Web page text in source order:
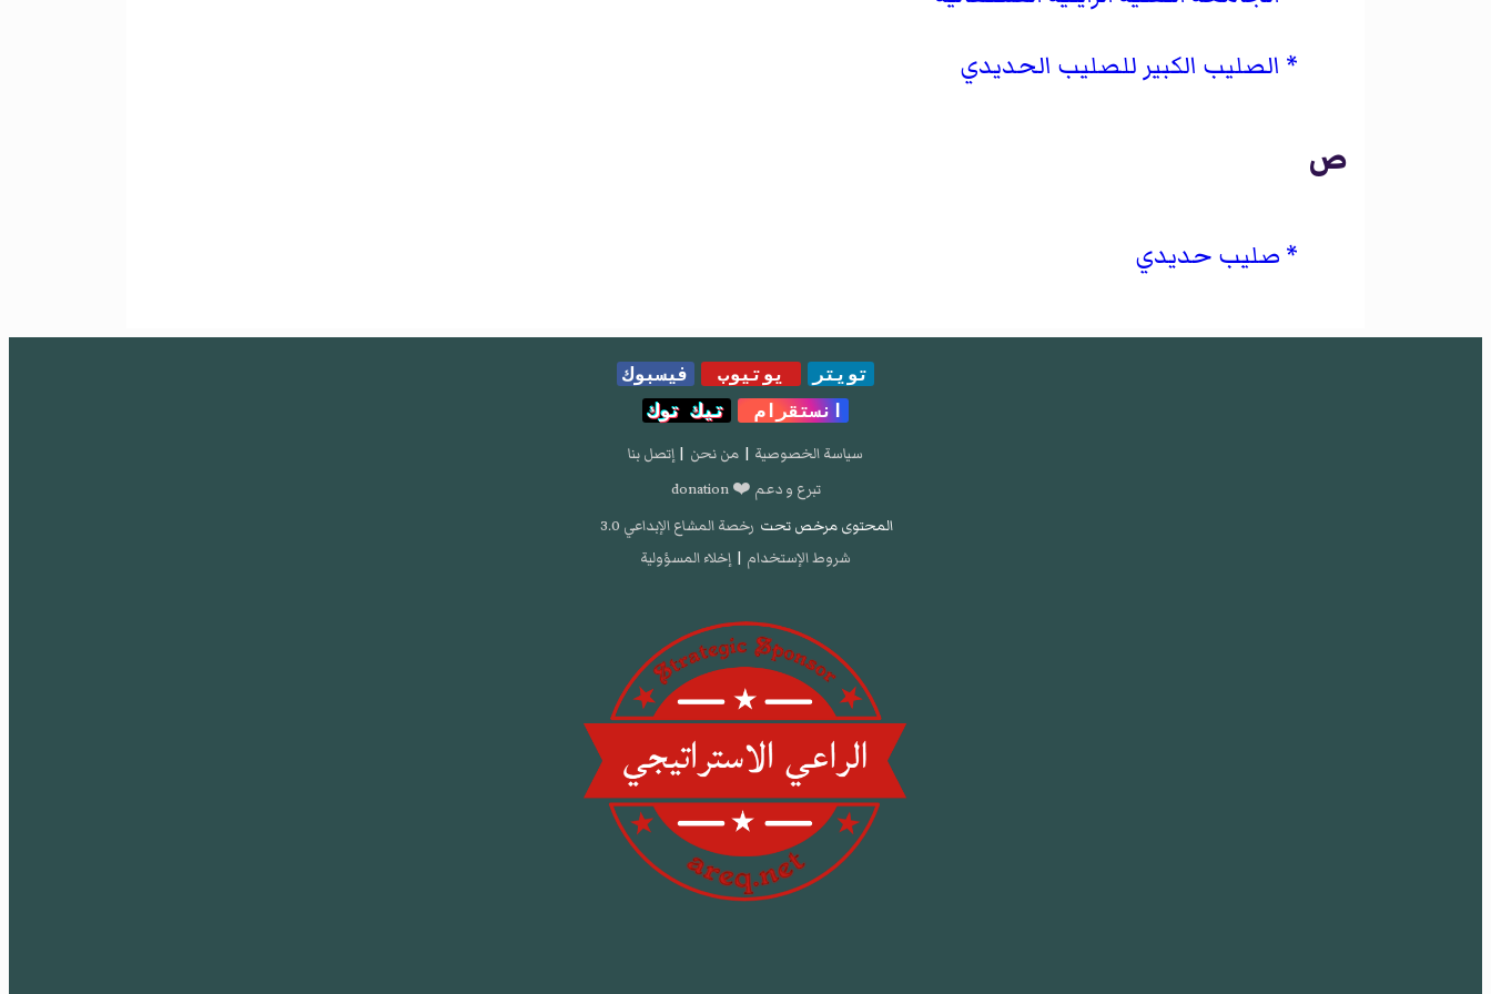
الصليب الكبير للصليب الحديدي
ص
صليب حديدي
تويتر يوتيوب
فيسبوك
انستقرام
تيك توك
سياسة الخصوصية | من نحن | إتصل بنا
تبرع و دعم ❤️ donation
المحتوى مرخص تحت رخصة المشاع الإبداعي 3.0
شروط الإستخدام | إخلاء المسؤولية